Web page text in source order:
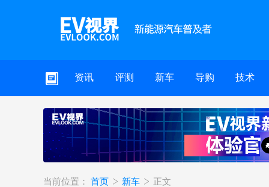
资讯 评测 新车 导购 技术
当前位置： 首页 新车 正文